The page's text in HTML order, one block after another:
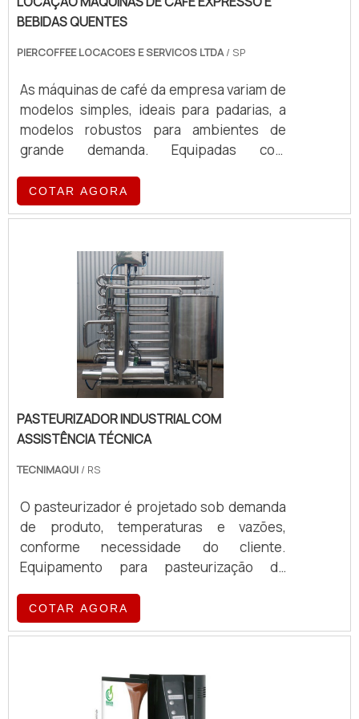
características iniciais.
BEBIDAS QUENTES
PIERCOFFEE LOCACOES E SERVICOS LTDA/ SP
As máquinas de café da empresa variam de
modelos simples, ideais para padarias, a
modelos robustos para ambientes de
grande demanda. Equipadas com
oferecem eficiência e qualidade no
preparo de café, atendendo a diferentes
COTAR AGORA
PASTEURIZADOR INDUSTRIAL COM
ASSISTÊNCIA TÉCNICA
TECNIMAQUI / RS
O pasteurizador é projetado sob demanda
de produto, temperaturas e vazões,
conforme necessidade do cliente.
Equipamento para pasteurização de
AISI 304. Composto por pedestal revestido
em aço inoxidável AISI-304, Utiliza placas
Tirantes de aperto em aço inox 304 para
fixação dos feixes das placas, Sistema
COTAR AGORA